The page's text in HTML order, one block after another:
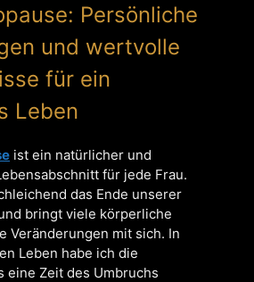
Persönliche
und wertvolle
für ein
Leben
ist ein natürlicher und
für jede Frau.
das Ende unserer
bringt viele körperliche
Veränderungen mit sich. In
Leben habe ich die
eine Zeit des Umbruchs